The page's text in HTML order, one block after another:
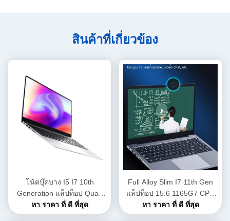
สินค้าที่เกี่ยวข้อง
โน้ตบุ๊คบาง I5 I7 10th
Generation แล็ปท็อป Quad
Core 4.9GHZ 8GB/16GB
RAM 256GB SSD HDD 1TB
หา ราคา ที่ ดี ที่สุด
Full Alloy Slim I7 11th Gen
แล็ปท็อป 15.6 1165G7 CPU
ความเร็วสูงสำหรับวันที่โอน
เกม Office
หา ราคา ที่ ดี ที่สุด